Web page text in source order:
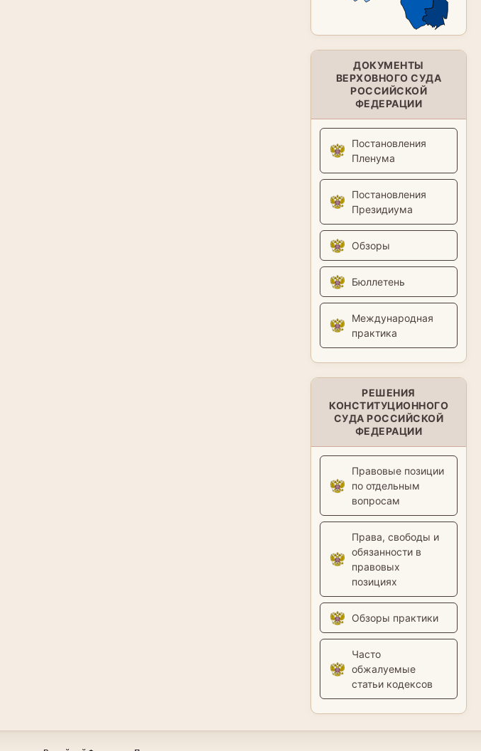
ДОКУМЕНТЫ
ВЕРХОВНОГО СУДА
РОССИЙСКОЙ
ФЕДЕРАЦИИ
Постановления
Пленума
Постановления
Президиума
Обзоры
Бюллетень
Международная
практика
РЕШЕНИЯ
КОНСТИТУЦИОННОГО
СУДА РОССИЙСКОЙ
ФЕДЕРАЦИИ
Правовые позиции
по отдельным
вопросам
Права, свободы и
обязанности в
правовых
позициях
Обзоры практики
Часто
обжалуемые
статьи кодексов